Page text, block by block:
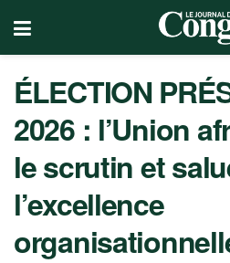
ÉLECTION
2026 : l’Union
le scrutin et
l’excellence